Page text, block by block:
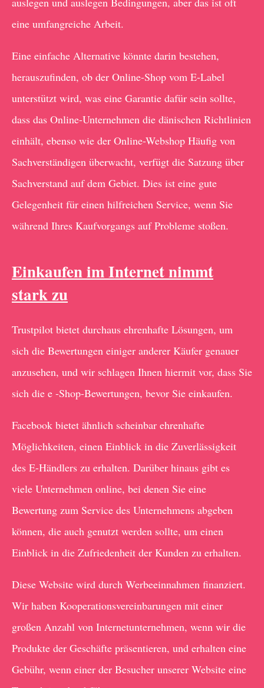
eine umfangreiche Arbeit.
Eine einfache Alternative könnte darin bestehen,
herauszufinden, ob der Online-Shop vom E-Label
unterstützt wird, was eine Garantie dafür sein sollte,
dass das Online-Unternehmen die dänischen Richtlinien
einhält, ebenso wie der Online-Webshop Häufig von
Sachverständigen überwacht, verfügt die Satzung über
Sachverstand auf dem Gebiet. Dies ist eine gute
Gelegenheit für einen hilfreichen Service, wenn Sie
während Ihres Kaufvorgangs auf Probleme stoßen.
Einkaufen im Internet nimmt
stark zu
Trustpilot bietet durchaus ehrenhafte Lösungen, um
sich die Bewertungen einiger anderer Käufer genauer
anzusehen, und wir schlagen Ihnen hiermit vor, dass Sie
sich die e -Shop-Bewertungen, bevor Sie einkaufen.
Facebook bietet ähnlich scheinbar ehrenhafte
Möglichkeiten, einen Einblick in die Zuverlässigkeit
des E-Händlers zu erhalten. Darüber hinaus gibt es
viele Unternehmen online, bei denen Sie eine
Bewertung zum Service des Unternehmens abgeben
können, die auch genutzt werden sollte, um einen
Einblick in die Zufriedenheit der Kunden zu erhalten.
Diese Website wird durch Werbeeinnahmen finanziert.
Wir haben Kooperationsvereinbarungen mit einer
großen Anzahl von Internetunternehmen, wenn wir die
Produkte der Geschäfte präsentieren, und erhalten eine
Gebühr, wenn einer der Besucher unserer Website eine